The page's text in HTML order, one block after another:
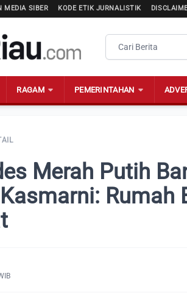
MEDIA SIBER KODE ETIK JURNALISTIK
RAGAM PEMERINTAHAN
Merah Putih
Rumah